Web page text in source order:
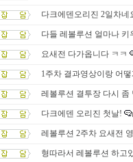
다크에덴오리진 2일차네
다들 레볼루션 얼마나 키
요새전 다가옵니다 ㅋㅋ
1주차 결과영상이랑 어
레볼루션 결투장 다시 좀
다크에덴 오리진 첫날!
레볼루션 2주차 요새전
형따라서 레볼루션 하고